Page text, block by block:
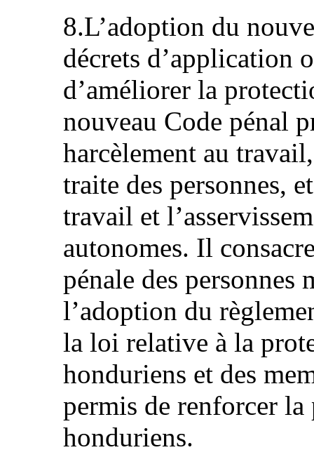
8.L’adoption du
décrets d’application
d’améliorer la
nouveau Code pénal
harcèlement au
traite des personnes,
travail et
autonomes. Il
pénale des personnes
l’adoption du
la loi relative à la
honduriens et des
permis de renforcer
honduriens.